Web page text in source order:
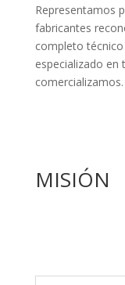
Representamos
fabricantes
completo
especializado
comercializamos.
MISIÓN